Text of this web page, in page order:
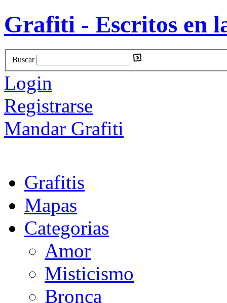
Grafiti - Escritos en
Buscar
Login
Registrarse
Mandar Grafiti
Grafitis
Mapas
Categorias
Amor
Misticismo
Bronca